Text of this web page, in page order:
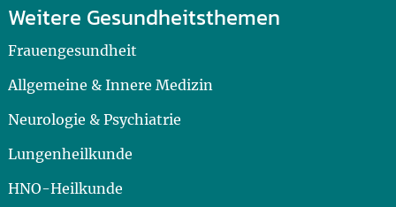
Weitere Gesundheitsthemen
Frauengesundheit
Allgemeine & Innere Medizin
Neurologie & Psychiatrie
Lungenheilkunde
HNO-Heilkunde